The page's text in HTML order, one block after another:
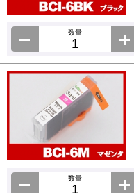
数量
数量